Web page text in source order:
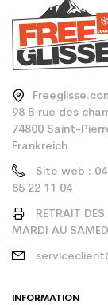
98 B rue des
74800 Saint-
Frankreich
Site web :
85 22 11 04
RETRAIT
MARDI AU
INFORMATION